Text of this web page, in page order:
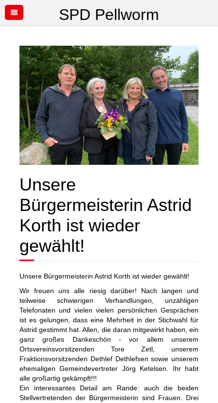
SPD Pellworm
Unsere
Bürgermeisterin Astrid
Korth ist wieder
gewählt!
Unsere Bürgermeisterin Astrid Korth ist wieder gewählt!
Wir freuen uns alle riesig darüber! Nach langen und
teilweise schwierigen Verhandlungen, unzähligen
Telefonaten und vielen vielen persönlichen Gesprächen
ist es gelungen, dass eine Mehrheit in der Stichwahl für
Astrid gestimmt hat. Allen, die daran mitgewirkt haben, ein
ganz großes Dankeschön - vor allem unserem
Ortsvereinsvorsitzenden Tore Zetl, unserem
Fraktionsvorsitzenden Dethlef Dethlefsen sowie unserem
ehemaligen Gemeindevertreter Jörg Ketelsen. Ihr habt
alle großartig gekämpft!!!
Ein interessantes Detail am Rande: auch die beiden
Stellvertretenden der Bürgermeisterin sind Frauen. Drei